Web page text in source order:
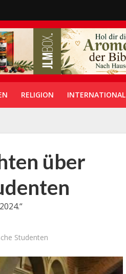
RELIGION INTERNATIONAL
über
Studenten